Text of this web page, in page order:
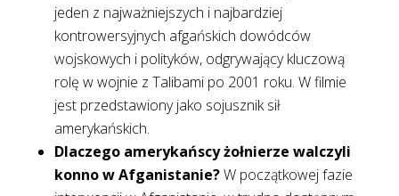
jeden z najważniejszych i najbardziej
kontrowersyjnych afgańskich dowódców
wojskowych i polityków, odgrywający kluczową
rolę w wojnie z Talibami po 2001 roku. W filmie
jest przedstawiony jako sojusznik sił
amerykańskich.
Dlaczego amerykańscy żołnierze walczyli
konno w Afganistanie?W początkowej fazie